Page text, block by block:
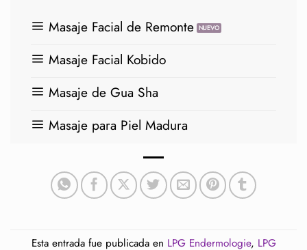
Masaje Facial de Remonte
Masaje Facial Kobido
Masaje de Gua Sha
Masaje para Piel Madura
Esta entrada fue publicada en LPG Endermologie, LPG